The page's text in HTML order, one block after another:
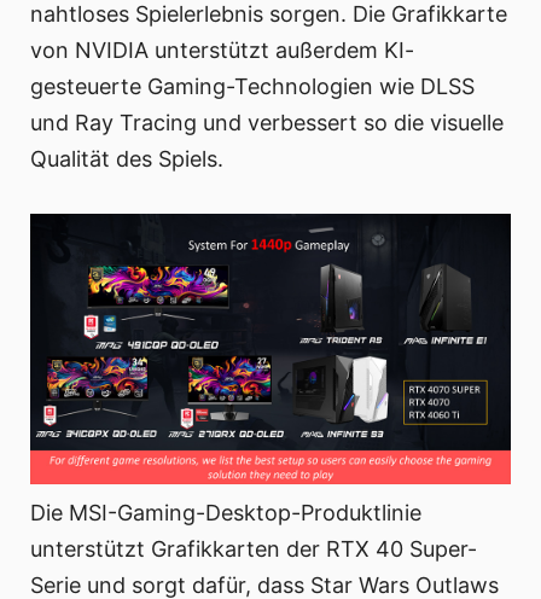
nahtloses Spielerlebnis sorgen. Die Grafikkarte
von NVIDIA unterstützt außerdem KI-
gesteuerte Gaming-Technologien wie DLSS
und Ray Tracing und verbessert so die visuelle
Qualität des Spiels.
Die MSI-Gaming-Desktop-Produktlinie
unterstützt Grafikkarten der RTX 40 Super-
Serie und sorgt dafür, dass Star Wars Outlaws